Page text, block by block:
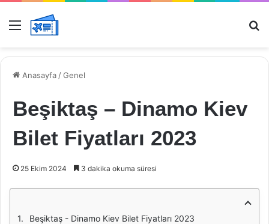
Menü
Anasayfa /Genel
Beşiktaş – Dinamo Kiev
Bilet Fiyatları 2023
25 Ekim 2024 3 dakika okuma süresi
Beşiktaş - Dinamo Kiev Bilet Fiyatları 2023